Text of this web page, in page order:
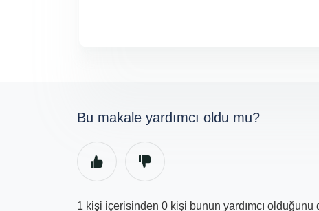
Bu makale yardımcı oldu mu?
1 kişi içerisinden 0 kişi bunun yardımcı olduğunu